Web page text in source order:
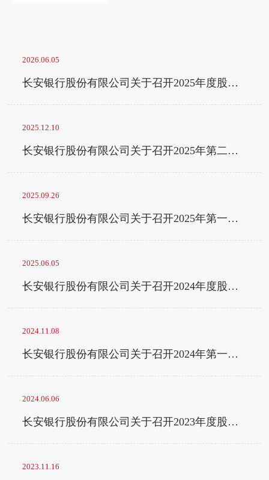
2026.06.05
长安银行股份有限公司关于召开2025年度股东会的通知
2025.12.10
长安银行股份有限公司关于召开2025年第二次临时股东大会的通知
2025.09.26
长安银行股份有限公司关于召开2025年第一次临时股东大会的通知
2025.06.05
长安银行股份有限公司关于召开2024年度股东大会的通知
2024.11.08
长安银行股份有限公司关于召开2024年第一次临时股东大会的通知
2024.06.06
长安银行股份有限公司关于召开2023年度股东大会的通知
2023.11.16